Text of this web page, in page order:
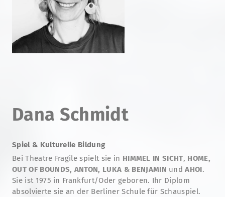
Dana Schmidt
Spiel & Kulturelle Bildung
Bei Theatre Fragile spielt sie in HIMMEL IN SICHT, HOME,
OUT OF BOUNDS, ANTON, LUKA & BENJAMIN undAHOI.
Sie ist 1975 in Frankfurt/Oder geboren. Ihr Diplom
absolvierte sie an der Berliner Schule für Schauspiel.